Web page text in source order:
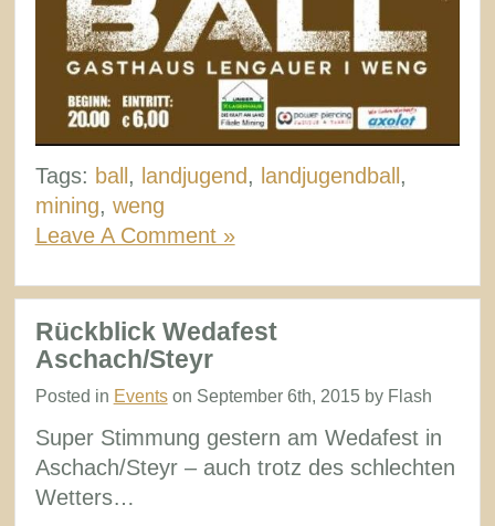
Tags: ball , landjugend , landjugendball ,
mining, weng
Leave A Comment »
Rückblick Wedafest
Aschach/Steyr
Posted in Eventson September 6th, 2015 by Flash
Super Stimmung gestern am Wedafest in
Aschach/Steyr – auch trotz des schlechten
Wetters…